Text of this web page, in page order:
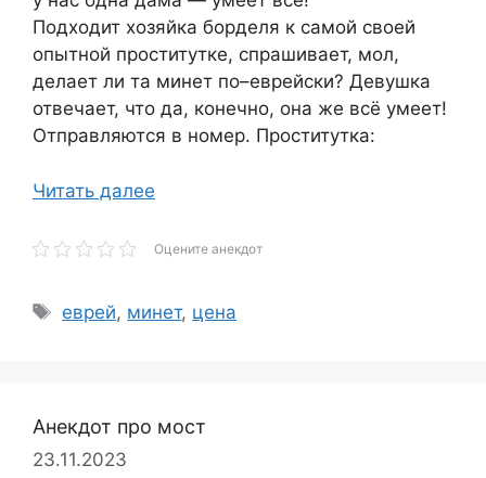
Подходит хозяйка борделя к самой своей
опытной проститутке, спрашивает, мол,
делает ли та минет по–еврейски? Девушка
отвечает, что да, конечно, она же всё умеет!
Отправляются в номер. Проститутка:
Читать далее
Оцените анекдот
Метки
еврей, минет, цена
Анекдот про мост
23.11.2023